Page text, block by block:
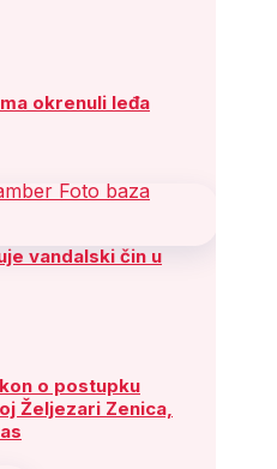
okrenuli leđa
vandalski čin u
o postupku
Željezari Zenica,